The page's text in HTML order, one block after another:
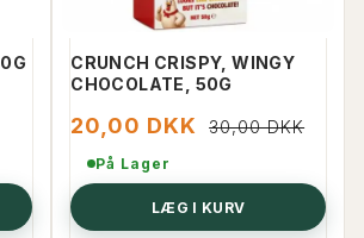
CRUNCH CRISPY, WINGY
CHOCOLATE, 50G
20,00 DKK 30,00 DKK
På Lager
LÆG I KURV